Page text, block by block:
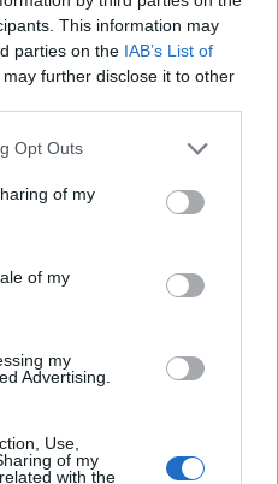
This information may
parties on the IAB’s List of
may further disclose it to other
uses one or more Google
behaviour. You may click to
and its third-party tags to
purposes in below Google
Opt Outs
of my
of my
my
Advertising.
Use,
of my
with the
a muzsikárólcímmel.
sokat ígérő
hogy nem
hagyaték a Gyergyói-